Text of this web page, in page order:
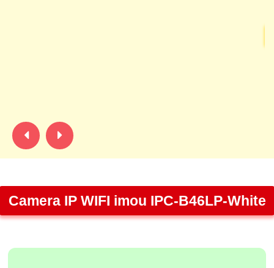
Camera IP WIFI imou IPC-B46LP-White